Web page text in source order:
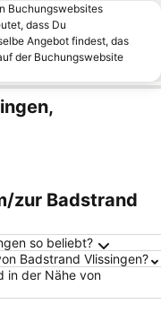
Buchungswebsites
dass Du
Angebot findest, das
der Buchungswebsite
zur Badstrand
so beliebt?
Badstrand Vlissingen?
in der Nähe von